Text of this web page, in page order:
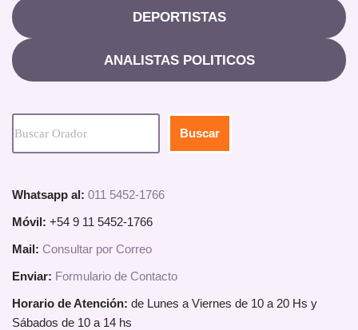
DEPORTISTAS
ANALISTAS POLITICOS
Buscar
Whatsapp al: 011 5452-1766
Móvil: +54 9 11 5452-1766
Mail: Consultar por Correo
Enviar: Formulario de Contacto
Horario de Atención: de Lunes a Viernes de 10 a 20 Hs y
Sábados de 10 a 14 hs